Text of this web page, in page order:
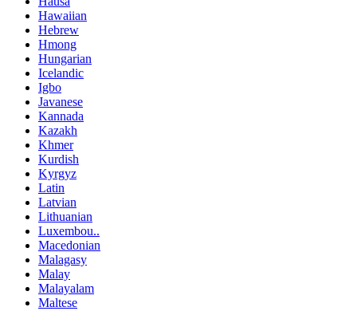
Hawaiian
Hebrew
Hmong
Hungarian
Icelandic
Igbo
Javanese
Kannada
Kazakh
Khmer
Kurdish
Kyrgyz
Latin
Latvian
Lithuanian
Luxembou..
Macedonian
Malagasy
Malay
Malayalam
Maltese